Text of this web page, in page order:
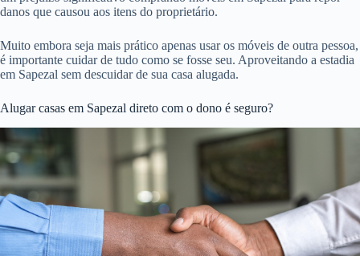
danos que causou aos itens do proprietário.
Muito embora seja mais prático apenas usar os móveis de outra pessoa,
é importante cuidar de tudo como se fosse seu. Aproveitando a estadia
em Sapezal sem descuidar de sua casa alugada.
Alugar casas em Sapezal direto com o dono é seguro?